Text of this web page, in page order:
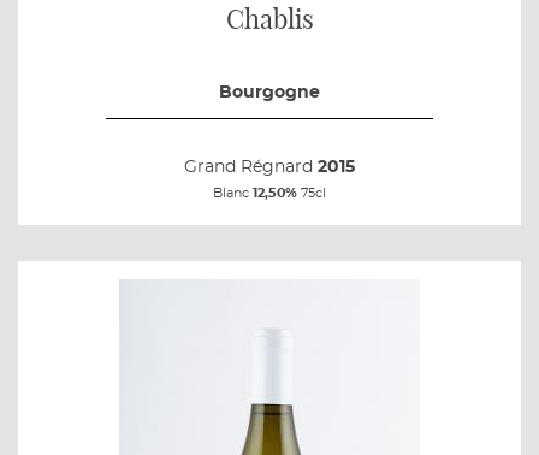
Chablis
Bourgogne
Grand Régnard 2015
Blanc 12,50% 75cl